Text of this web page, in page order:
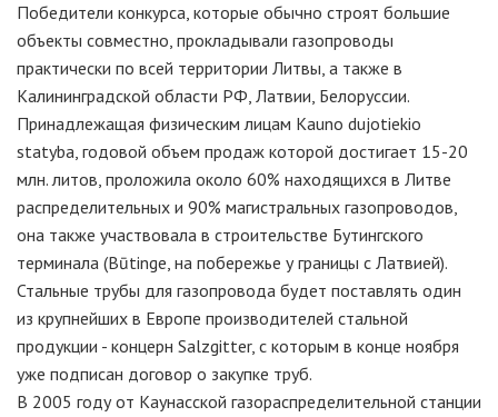
Победители конкурса, которые обычно строят большие
объекты совместно, прокладывали газопроводы
практически по всей территории Литвы, а также в
Калининградской области РФ, Латвии, Белоруссии.
Принадлежащая физическим лицам Kauno dujotiekio
statyba, годовой объем продаж которой достигает 15-20
млн. литов, проложила около 60% находящихся в Литве
распределительных и 90% магистральных газопроводов,
она также участвовала в строительстве Бутингского
терминала (Būtinge, на побережье у границы с Латвией).
Стальные трубы для газопровода будет поставлять один
из крупнейших в Европе производителей стальной
продукции - концерн Salzgitter, с которым в конце ноября
уже подписан договор о закупке труб.
В 2005 году от Каунасской газораспределительной станции